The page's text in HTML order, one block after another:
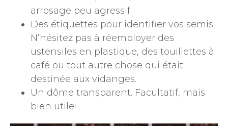
arrosage peu agressif.
Des étiquettes pour identifier vos semis.
N’hésitez pas à réemployer des
ustensiles en plastique, des touillettes à
café ou tout autre chose qui était
destinée aux vidanges.
Un dôme transparent. Facultatif, mais
bien utile!